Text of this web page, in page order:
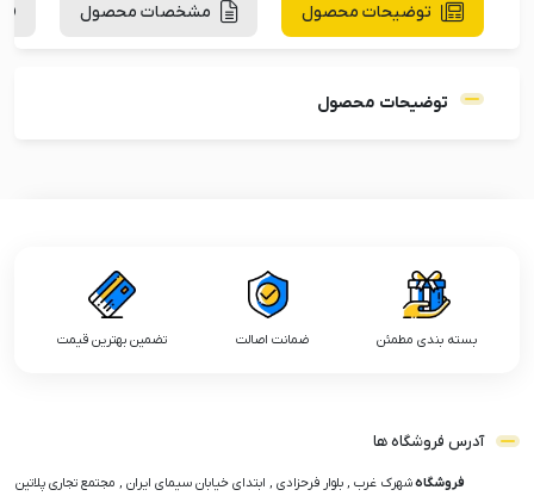
توضیحات محصول مشخصات محصول
توضیحات محصول
بسته بندی مطمئن ضمانت اصالت تضمین بهترین قیمت
آدرس فروشگاه ها
فروشگاهشهرک غرب , بلوار فرحزادی , ابتدای خیابان سیمای ایران , مجتمع تجاری پلاتین